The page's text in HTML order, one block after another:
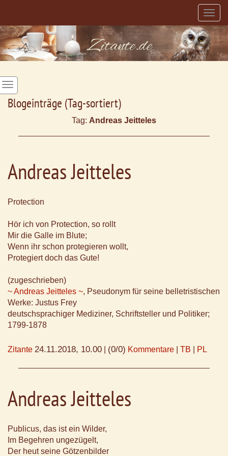
Blogeinträge (Tag-sortiert)
Tag: Andreas Jeitteles
Andreas Jeitteles
Protection
Hör ich von Protection, so rollt
Mir die Galle im Blute;
Wenn ihr schon protegieren wollt,
Protegiert doch das Gute!
(zugeschrieben)
~ Andreas Jeitteles ~, Pseudonym für seine belletristischen
Werke: Justus Frey
deutschsprachiger Mediziner, Schriftsteller und Politiker;
1799-1878
Zitante 24.11.2018, 10.00 (0/0) Kommentare TB PL
Andreas Jeitteles
Publicus, das ist ein Wilder,
Im Begehren ungezügelt,
Der heut seine Götzenbilder